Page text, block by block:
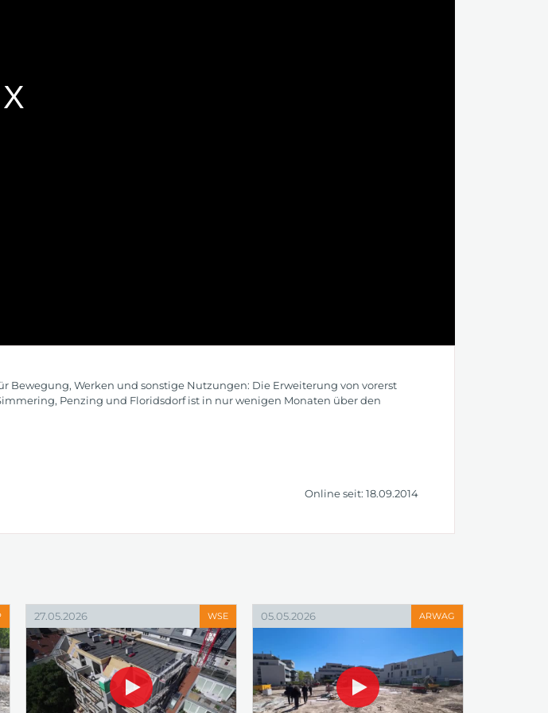
Bewegung, Werken und sonstige Nutzungen: Die Erweiterung von vorerst
Penzing und Floridsdorf ist in nur wenigen Monaten über den
Online seit: 18.09.2014
27.05.2026 WSE 05.05.2026 ARWAG